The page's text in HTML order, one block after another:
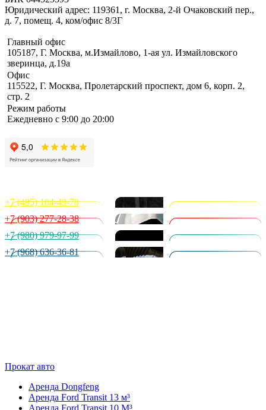
Юридический адрес: 119361, г. Москва, 2-й Очаковский пер.,
д. 7, помещ. 4, ком/офис 8/3Г
Главный офис
105187, Г. Москва, м.Измайлово, 1-ая ул. Измайловского
зверинца, д.19а
Офис
115522, Г. Москва, Пролетарский проспект, дом 6, корп. 2,
стр. 2
Режим работы
Ежедневно с 9:00 до 20:00
+7 (495) 104-49-78
+7 (903) 277-28-38
+7 (980) 979-97-99
+7 (968) 636-36-81
Прокат авто
Аренда Dongfeng
Аренда Ford Transit 13 м³
Аренда Ford Transit 10 М³